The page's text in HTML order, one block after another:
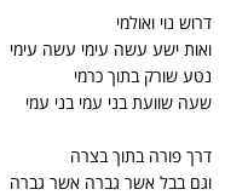
דרוש נוי ואולמי
ואות ישע עשה עימי עשה עימי
נטע שורק בתוך כרמי
שעה שוועת בני עמי בני עמי
דרך פורה בתוך בצרה
וגם בבל אשר גברה אשר גברה